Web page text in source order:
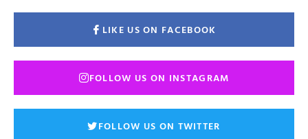
LIKE US ON FACEBOOK
FOLLOW US ON INSTAGRAM
FOLLOW US ON TWITTER